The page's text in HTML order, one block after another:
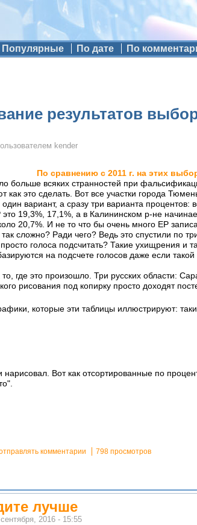
Популярные По дате По
результатов
kender
По сравнению с 2011 г. на этих
больше всяких странностей при
как это сделать. Вот все участки города
вариант, а сразу три варианта процентов:
19,3%, 17,1%, а в Калининском р-не
20,7%. И не то что бы очень много ЕР
сложно? Ради чего? Ведь это спустили по
голоса подсчитать? Такие ухищрения и
на подсчете голосов даже если
где это произошло. Три русских области:
рисования под копирку просто доходят
которые эти таблицы иллюстрируют:
нарисовал. Вот как отсортированные по
комментарии 798 просмотров
лучше
2016 - 15:55